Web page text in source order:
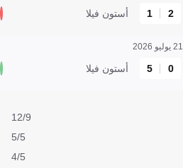
2
1 أستون فيلا
21 يوليو 2026
0
5 أستون فيلا
12/9
5/5
4/5